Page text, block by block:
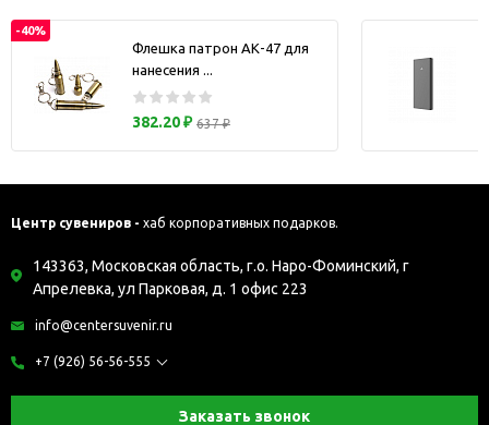
-40%
Флешка патрон АК-47 для
нанесения ...
382.20 ₽ 637 ₽
Центр сувениров - хаб корпоративных подарков.
143363, Московская область, г.о. Наро-Фоминский, г
Апрелевка, ул Парковая, д. 1 офис 223
info@centersuvenir.ru
+7 (926) 56-56-555
Заказать звонок